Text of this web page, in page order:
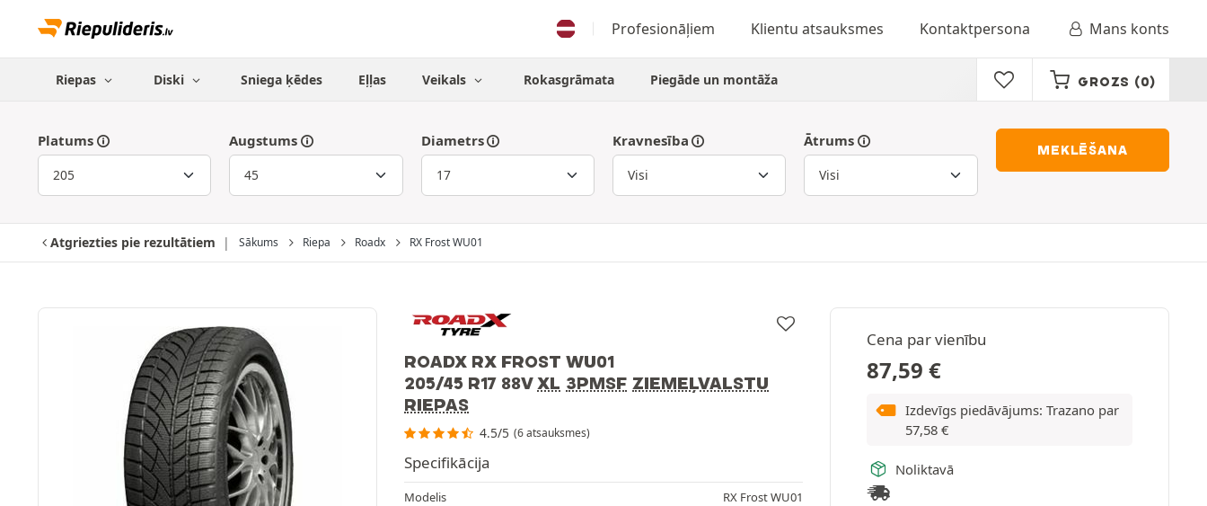
Profesionāļiem Klientu atsauksmes Kontaktpersona Mans konts
Riepas Diski Sniega ķēdes Eļļas Veikals Rokasgrāmata Piegāde un montāža GROZS (0)
Platums Augstums Diametrs Kravnesība Ātrums
MEKLĒŠANA
Atgriezties pie rezultātiem Sākums Riepa Roadx RX Frost WU01
ROADX RX FROST WU01
205/45 R17 88VXL 3PMSF ZIEMEĻVALSTU
RIEPAS
4.5/5 (6 atsauksmes)
Cena par vienību
87,59 €
Izdevīgs piedāvājums: Trazano par
57,58 €
Noliktavā
Specifikācija
Modelis
RX Frost WU01